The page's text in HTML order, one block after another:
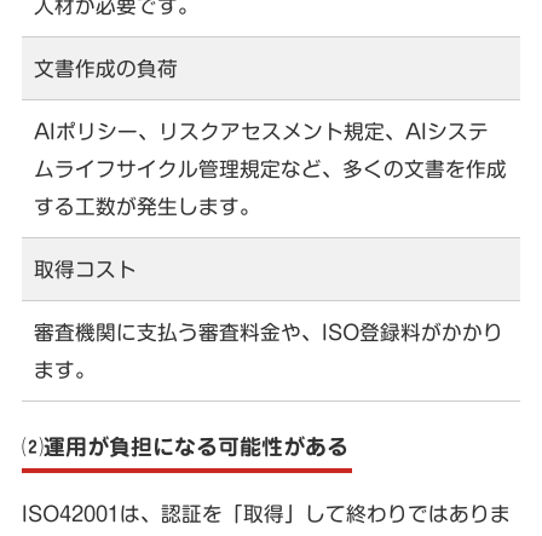
人材が必要です。
文書作成の負荷
AIポリシー、リスクアセスメント規定、AIシステ
ムライフサイクル管理規定など、多くの文書を作成
する工数が発生します。
取得コスト
審査機関に支払う審査料金や、ISO登録料がかかり
ます。
⑵運用が負担になる可能性がある
ISO42001は、認証を「取得」して終わりではありま